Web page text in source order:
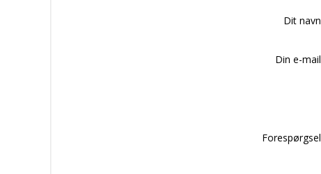
Dit navn
Din e-mail
Forespørgsel